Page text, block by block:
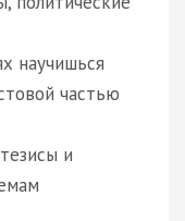
научишься
частью
и